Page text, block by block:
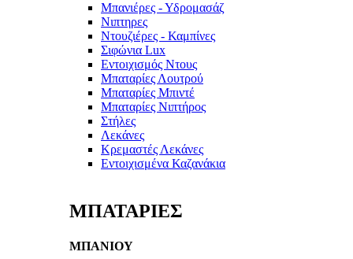
Μπανιέρες - Υδρομασάζ
Νιπτηρες
Ντουζιέρες - Καμπίνες
Σιφώνια Lux
Εντοιχισμός Ντους
Μπαταρίες Λουτρού
Μπαταρίες Μπιντέ
Μπαταρίες Νιπτήρος
Στήλες
Λεκάνες
Κρεμαστές Λεκάνες
Εντοιχισμένα Καζανάκια
ΜΠΑΤΑΡΙΕΣ
ΜΠΑΝΙΟΥ